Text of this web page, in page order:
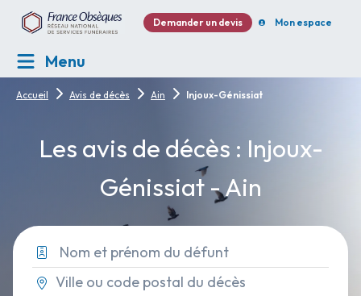
Demander un devis Mon espace
Menu
Accueil Avis de décès Ain Injoux-Génissiat
Les avis de décès : Injoux-
Génissiat - Ain